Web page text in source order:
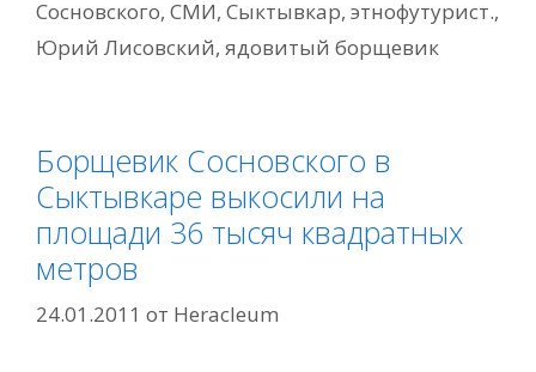
Сосновского, СМИ, Сыктывкар, этнофутурист.,
Юрий Лисовский, ядовитый борщевик
Борщевик Сосновского в
Сыктывкаре выкосили на
площади 36 тысяч квадратных
метров
24.01.2011 от Heracleum